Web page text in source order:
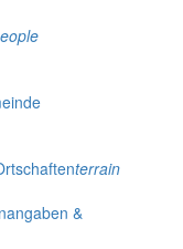
terrain
&